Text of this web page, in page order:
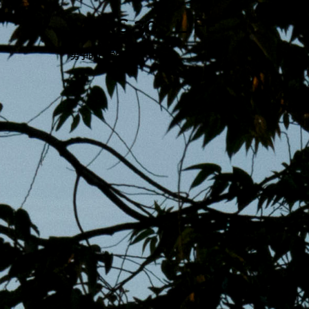
跳
至
主
內
MENS 30S LIFE
男子的日常生活